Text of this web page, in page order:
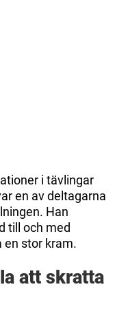
i tävlingar
en av deltagarna
Han
till och med
en stor kram.
att skratta